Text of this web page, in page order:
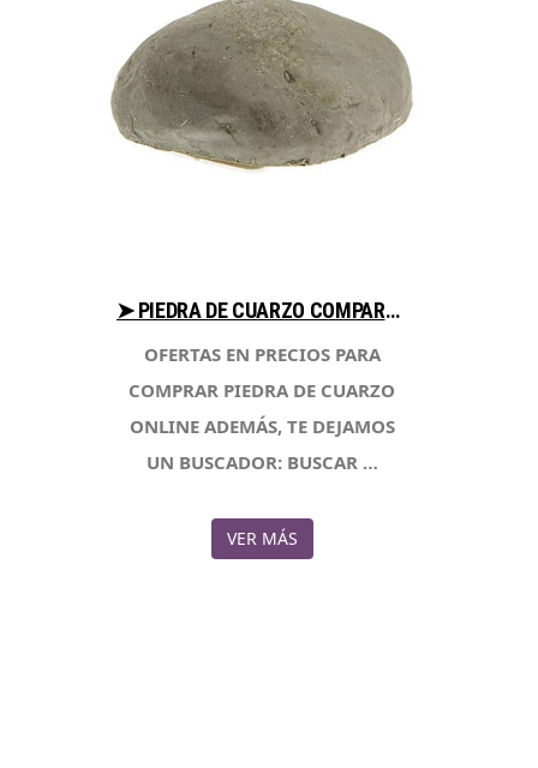
➤ PIEDRA DE CUARZO COMPARA PRECIOS PARA COMPRAR EN LIBRERIAESOTERICA.NET
OFERTAS EN PRECIOS PARA
COMPRAR PIEDRA DE CUARZO
ONLINE ADEMÁS, TE DEJAMOS
UN BUSCADOR: BUSCAR …
VER MÁS